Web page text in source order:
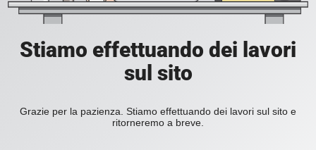
Stiamo effettuando dei lavori
sul sito
Grazie per la pazienza. Stiamo effettuando dei lavori sul sito e
ritorneremo a breve.